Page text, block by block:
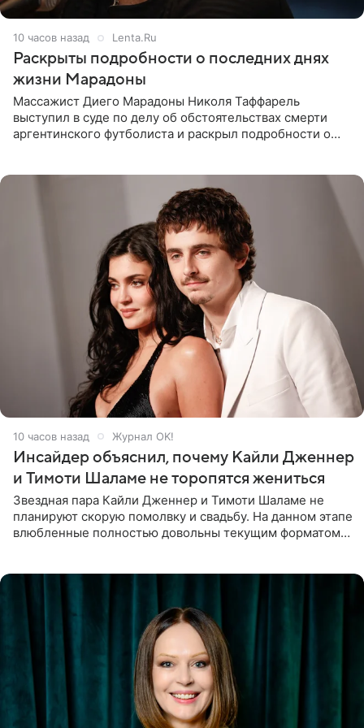
10 часов назад Lenta.Ru
Раскрыты подробности о последних днях
жизни Марадоны
Массажист Диего Марадоны Николя Таффарель
выступил в суде по делу об обстоятельствах смерти
аргентинского футболиста и раскрыл подробности о
10 часов назад Журнал OK!
Инсайдер объяснил, почему Кайли Дженнер
и Тимоти Шаламе не торопятся жениться
Звездная пара Кайли Дженнер и Тимоти Шаламе не
планируют скорую помолвку и свадьбу. На данном этапе
влюбленные полностью довольны текущим форматом